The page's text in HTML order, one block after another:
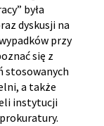
była
dyskusji na
przy
się z
stosowanych
a także
instytucji